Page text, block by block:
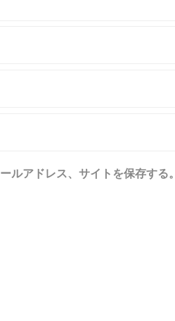
ルアドレス、サイトを保存する。